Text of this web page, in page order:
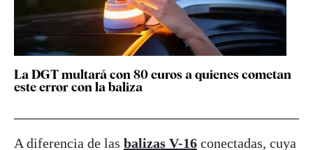
La DGT multará con 80 euros a quienes cometan
este error con la baliza
A diferencia de las balizas V-16 conectadas, cuya